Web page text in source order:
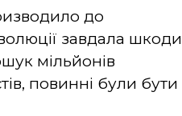
до
завдала шкоди
мільйонів
повинні були бути